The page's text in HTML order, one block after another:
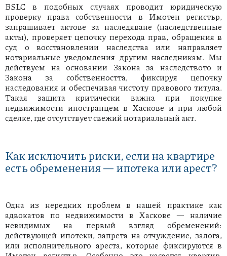
BSLC в подобных случаях проводит юридическую
проверку права собственности в Имотен регистър,
запрашивает актове за наследяване (наследственные
акты), проверяет цепочку перехода прав, обращения в
суд о восстановлении наследства или направляет
нотариальные уведомления другим наследникам. Мы
действуем на основании Закона за наследството и
Закона за собственността, фиксируя цепочку
наследования и обеспечивая чистоту правового титула.
Такая защита критически важна при покупке
недвижимости иностранцем в Хаскове и при любой
сделке, где отсутствует свежий нотариальный акт.
Как исключить риски, если на квартире
есть обременения — ипотека или арест?
Одна из нередких проблем в нашей практике как
адвокатов по недвижимости в Хаскове — наличие
невидимых на первый взгляд обременений:
действующей ипотеки, запрета на отчуждение, залога,
или исполнительного ареста, которые фиксируются в